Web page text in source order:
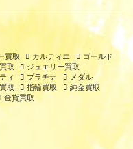
買取 カルティエ
ゴールド
取
ジュエリー買取
ィ プラチナ
メダル
取 指輪買取
純金買取
金貨買取